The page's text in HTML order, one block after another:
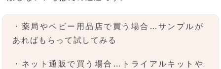
・薬局やベビー用品店で買う場合…サンプルが
あればもらって試してみる
・ネット通販で買う場合…トライアルキットや